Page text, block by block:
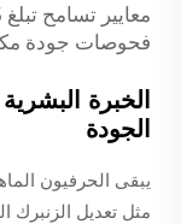
معايير تسامح تبلغ 0.005 مم لتداخل التروس
فحوصات جودة مكونة من 50
الخبرة
الجودة
يبقى الحرفيون
مثل تعديل الزنبرك